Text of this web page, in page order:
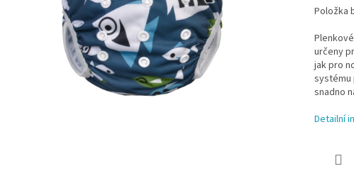
Položka
určeny
jak pro
systému
snadno
Detailní